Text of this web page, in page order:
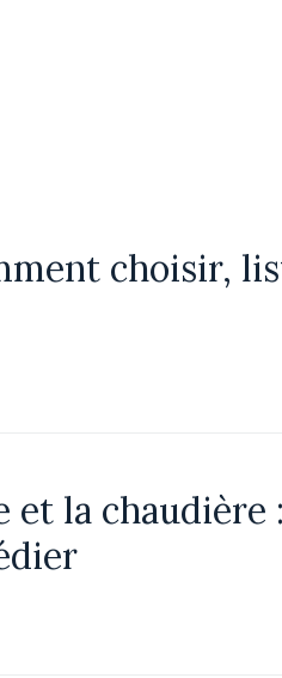
choisir,
et la chaudière :